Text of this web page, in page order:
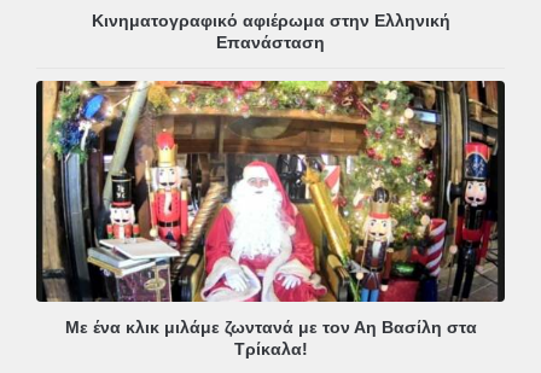
Κινηματογραφικό αφιέρωμα στην Ελληνική
Επανάσταση
Με ένα κλικ μιλάμε ζωντανά με τον Αη Βασίλη στα
Τρίκαλα!